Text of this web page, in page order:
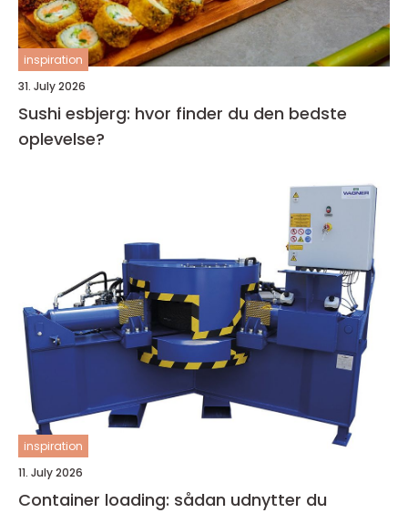
inspiration
31. July 2026
Sushi esbjerg: hvor finder du den bedste
oplevelse?
inspiration
11. July 2026
Container loading: sådan udnytter du